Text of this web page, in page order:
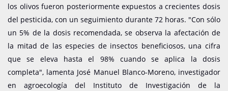
los olivos fueron posteriormente expuestos a crecientes dosis
del pesticida, con un seguimiento durante 72 horas. "Con sólo
un 5% de la dosis recomendada, se observa la afectación de
la mitad de las especies de insectos beneficiosos, una cifra
que se eleva hasta el 98% cuando se aplica la dosis
completa", lamenta José Manuel Blanco-Moreno, investigador
en agroecología del Instituto de Investigación de la